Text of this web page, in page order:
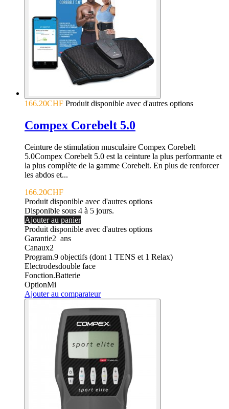
166.20CHF Produit disponible avec d'autres options
Compex Corebelt 5.0
Ceinture de stimulation musculaire Compex Corebelt
5.0Compex Corebelt 5.0 est la ceinture la plus performante et
la plus complète de la gamme Corebelt. En plus de renforcer
les abdos et...
166.20CHF
Produit disponible avec d'autres options
Disponible sous 4 à 5 jours.
Ajouter au panier
Produit disponible avec d'autres options
Garantie2 ans
Canaux2
Program.9 objectifs (dont 1 TENS et 1 Relax)
Electrodesdouble face
Fonction.Batterie
OptionMi
Ajouter au comparateur